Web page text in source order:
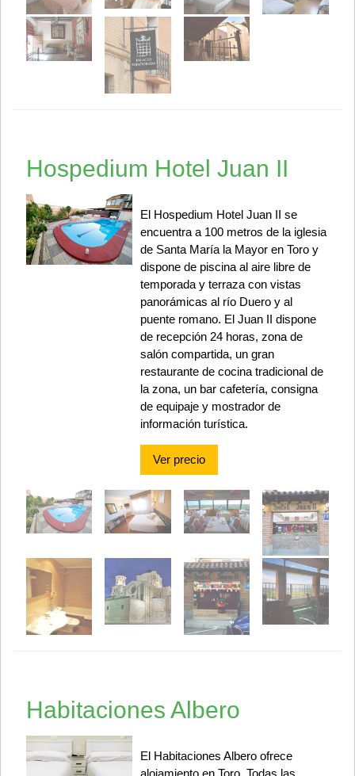
Hospedium Hotel Juan II
El Hospedium Hotel Juan II se
encuentra a 100 metros de la iglesia
de Santa María la Mayor en Toro y
dispone de piscina al aire libre de
temporada y terraza con vistas
panorámicas al río Duero y al
puente romano. El Juan II dispone
de recepción 24 horas, zona de
salón compartida, un gran
restaurante de cocina tradicional de
la zona, un bar cafetería, consigna
de equipaje y mostrador de
información turística.
Ver precio
Habitaciones Albero
El Habitaciones Albero ofrece
alojamiento en Toro. Todas las